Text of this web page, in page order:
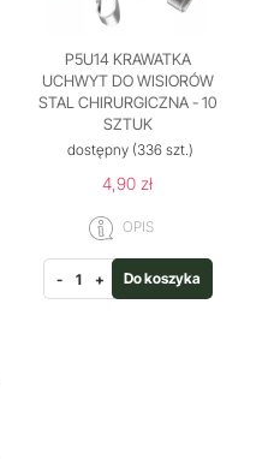
P5U14 KRAWATKA
UCHWYT DO WISIORÓW
STAL CHIRURGICZNA - 10
SZTUK
dostępny (336 szt.)
4,90 zł
OPIS
- + Do koszyka